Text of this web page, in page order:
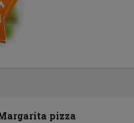
pizza